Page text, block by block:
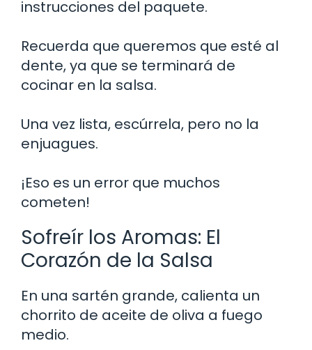
instrucciones del paquete.
Recuerda que queremos que esté al
dente, ya que se terminará de
cocinar en la salsa.
Una vez lista, escúrrela, pero no la
enjuagues.
¡Eso es un error que muchos
cometen!
Sofreír los Aromas: El
Corazón de la Salsa
En una sartén grande, calienta un
chorrito de aceite de oliva a fuego
medio.